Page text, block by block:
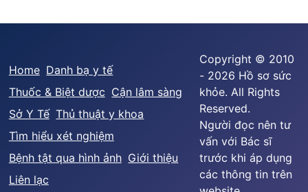
Home Danh bạ y tế
Thuốc & Biệt dược Cận lâm sàng
Sở Y Tế Thủ thuật y khoa
Tìm hiểu xét nghiệm
Bệnh tật qua hình ảnh Giới thiệu
Liên lạc
Copyright © 2010
- 2026 Hồ sơ sức
khỏe. All Rights
Reserved.
Người đọc nên tư
vấn với Bác sĩ
trước khi áp dụng
các thông tin trên